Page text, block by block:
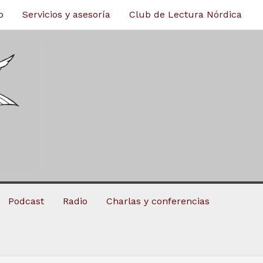
Servicios y asesoría Club de Lectura Nórdica
Podcast Radio Charlas y conferencias